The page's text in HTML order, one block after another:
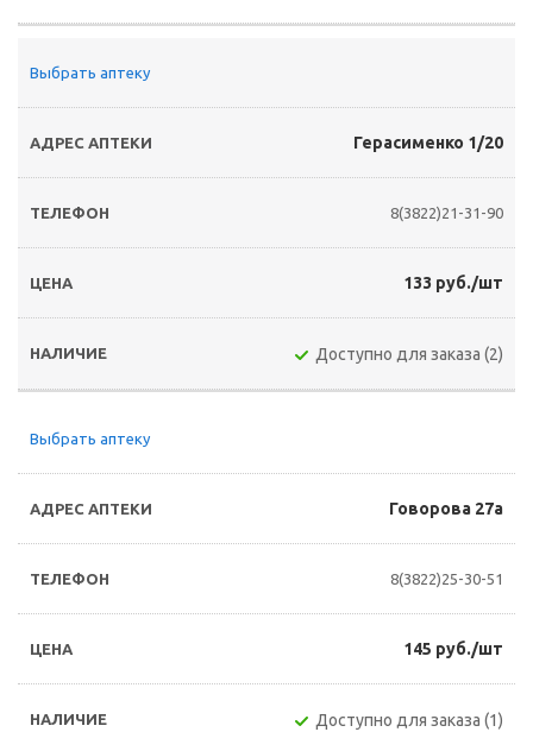
Выбрать аптеку
Герасименко 1/20
8(3822)21-31-90
133 руб./шт
Доступно для заказа (2)
Выбрать аптеку
Говорова 27а
8(3822)25-30-51
145 руб./шт
Доступно для заказа (1)